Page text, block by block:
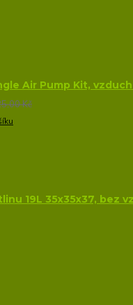
Air Pump Kit,
Kč
19L 35x35x37, bez